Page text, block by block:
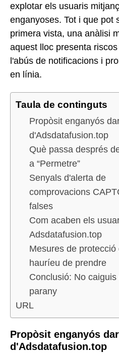
explotar els usuaris
enganyoses. Tot i que pot
primera vista, una anàlisi
aquest lloc presenta
l'abús de notificacions i
en línia.
Taula de continguts
Propòsit enganyós
d'Adsdatafusion.top
Què passa després
a “Permetre”
Senyals d'alerta de
comprovacions
falses
Com acaben els
Adsdatafusion.top
Mesures de protecció
hauríeu de prendre
Conclusió: No caiguis
parany
URL
Propòsit enganyós
d'Adsdatafusion.top